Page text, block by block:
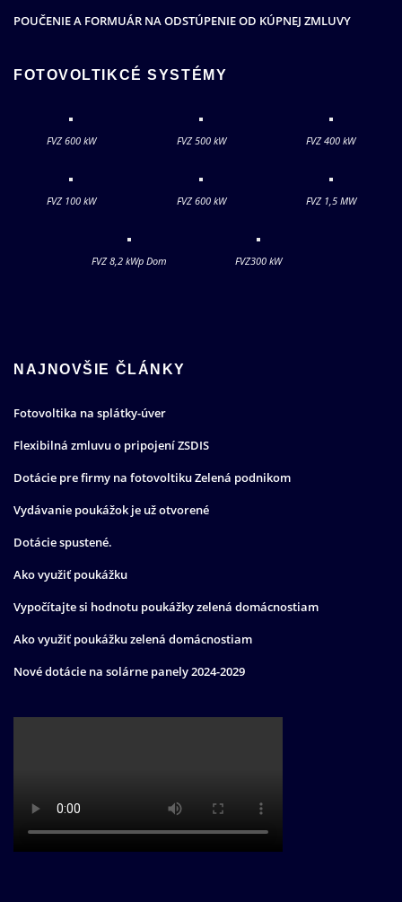
POUČENIE A FORMUÁR NA ODSTÚPENIE OD KÚPNEJ ZMLUVY
FOTOVOLTIKCÉ SYSTÉMY
FVZ 600 kW FVZ 500 kW FVZ 400 kW
FVZ 100 kW FVZ 600 kW FVZ 1,5 MW
FVZ 8,2 kWp Dom FVZ300 kW
NAJNOVŠIE ČLÁNKY
Fotovoltika na splátky-úver
Flexibilná zmluvu o pripojení ZSDIS
Dotácie pre firmy na fotovoltiku Zelená podnikom
Vydávanie poukážok je už otvorené
Dotácie spustené.
Ako využiť poukážku
Vypočítajte si hodnotu poukážky zelená domácnostiam
Ako využiť poukážku zelená domácnostiam
Nové dotácie na solárne panely 2024-2029